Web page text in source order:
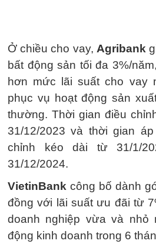
Ở chiều cho vay, Agribank
bất động sản tối đa 3%/
hơn mức lãi suất cho vay
phục vụ hoạt động sản
thường. Thời gian điều
31/12/2023 và thời gian
chỉnh kéo dài từ 31/1/
31/12/2024.
VietinBank công bố dành
đồng với lãi suất ưu đãi từ
doanh nghiệp vừa và nhỏ
động kinh doanh trong 6